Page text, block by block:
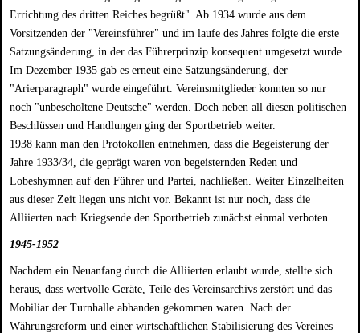
Errichtung des dritten Reiches begrüßt". Ab 1934 wurde aus dem
Vorsitzenden der "Vereinsführer" und im laufe des Jahres folgte die erste
Satzungsänderung, in der das Führerprinzip konsequent umgesetzt wurde.
Im Dezember 1935 gab es erneut eine Satzungsänderung, der
"Arierparagraph" wurde eingeführt. Vereinsmitglieder konnten so nur
noch "unbescholtene Deutsche" werden. Doch neben all diesen politischen
Beschlüssen und Handlungen ging der Sportbetrieb weiter.
1938 kann man den Protokollen entnehmen, dass die Begeisterung der
Jahre 1933/34, die geprägt waren von begeisternden Reden und
Lobeshymnen auf den Führer und Partei, nachließen. Weiter Einzelheiten
aus dieser Zeit liegen uns nicht vor. Bekannt ist nur noch, dass die
Alliierten nach Kriegsende den Sportbetrieb zunächst einmal verboten.
1945-1952
Nachdem ein Neuanfang durch die Alliierten erlaubt wurde, stellte sich
heraus, dass wertvolle Geräte, Teile des Vereinsarchivs zerstört und das
Mobiliar der Turnhalle abhanden gekommen waren. Nach der
Währungsreform und einer wirtschaftlichen Stabilisierung des Vereines